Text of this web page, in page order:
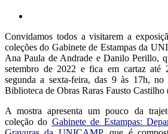
Convidamos todos a visitarem a
coleções do Gabinete de Estampas da
Ana Paula de Andrade e Danilo Perillo,
setembro de 2022 e fica em cartaz
segunda a sexta-feira, das 9 às 17h, no
Biblioteca de Obras Raras Fausto
A mostra apresenta um pouco da
coleção do Gabinete de Estampas: